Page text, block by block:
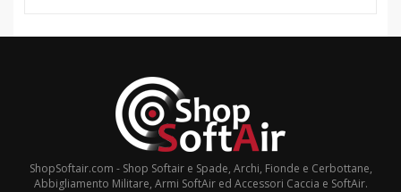
ShopSoftair.com - Shop Softair e Spade, Archi, Fionde e Cerbottane,
Abbigliamento Militare, Armi SoftAir ed Accessori Caccia e SoftAir.